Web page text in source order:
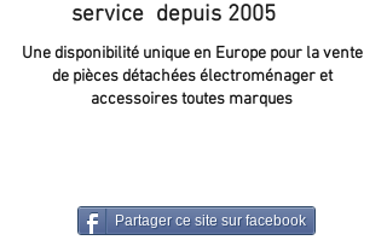
service depuis 2005
Une disponibilité unique en Europe pour la vente
de pièces détachées électroménager et
accessoires toutes marques
Partager ce site sur facebook